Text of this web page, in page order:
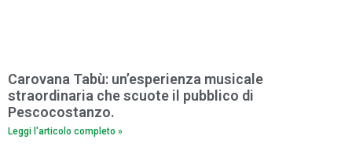
Carovana Tabù: un’esperienza musicale
straordinaria che scuote il pubblico di
Pescocostanzo.
Leggi l'articolo completo »